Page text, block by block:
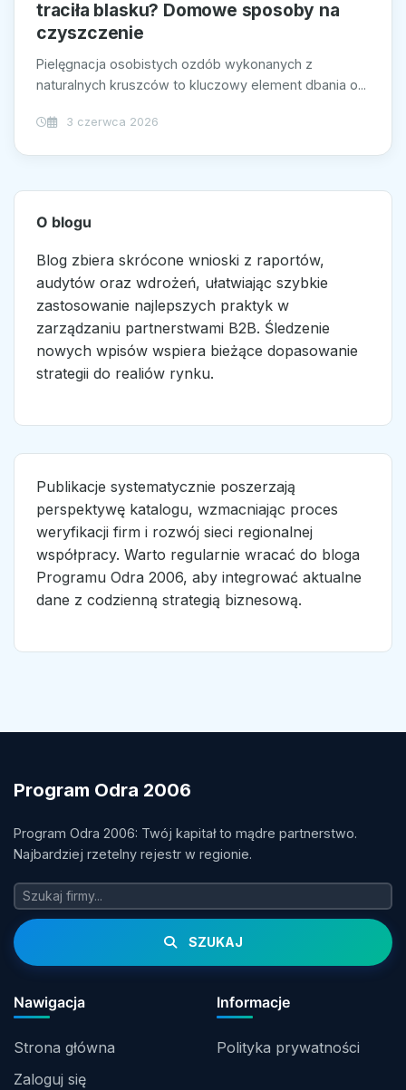
traciła blasku? Domowe sposoby na
czyszczenie
Pielęgnacja osobistych ozdób wykonanych z
naturalnych kruszców to kluczowy element dbania o...
3 czerwca 2026
O blogu
Blog zbiera skrócone wnioski z raportów,
audytów oraz wdrożeń, ułatwiając szybkie
zastosowanie najlepszych praktyk w
zarządzaniu partnerstwami B2B. Śledzenie
nowych wpisów wspiera bieżące dopasowanie
strategii do realiów rynku.
Publikacje systematycznie poszerzają
perspektywę katalogu, wzmacniając proces
weryfikacji firm i rozwój sieci regionalnej
współpracy. Warto regularnie wracać do bloga
Programu Odra 2006, aby integrować aktualne
dane z codzienną strategią biznesową.
Program Odra 2006
Program Odra 2006: Twój kapitał to mądre partnerstwo.
Najbardziej rzetelny rejestr w regionie.
SZUKAJ
Nawigacja
Strona główna
Zaloguj się
Informacje
Polityka prywatności